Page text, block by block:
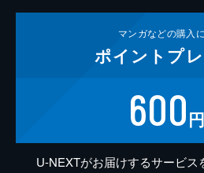
マンガなどの購入
ポイント プ
600
U-NEXTがお届けするサービス